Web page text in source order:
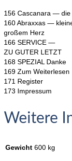
156 Cascanara — die
160 Abraxxas —
großem Herz
166 SERVICE —
ZU GUTER LETZT
168 SPEZIAL Danke
169 Zum Weiterlesen
171 Register
173 Impressum
Weitere
Gewicht 600 kg